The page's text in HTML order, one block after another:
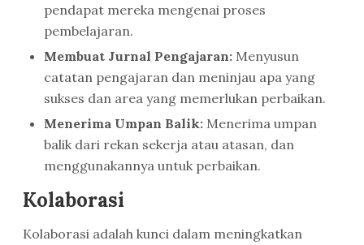
pendapat mereka mengenai proses
pembelajaran.
Membuat Jurnal Pengajaran: Menyusun
catatan pengajaran dan meninjau apa yang
sukses dan area yang memerlukan perbaikan.
Menerima Umpan Balik: Menerima umpan
balik dari rekan sekerja atau atasan, dan
menggunakannya untuk perbaikan.
Kolaborasi
Kolaborasi adalah kunci dalam meningkatkan